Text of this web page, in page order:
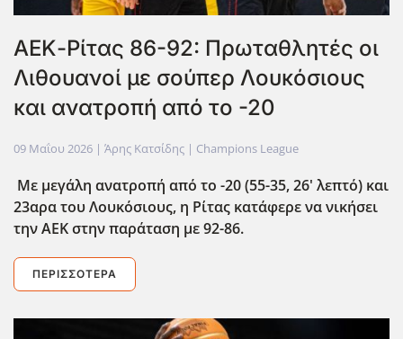
ΑΕΚ-Ρίτας 86-92: Πρωταθλητές οι
Λιθουανοί με σούπερ Λουκόσιους
και ανατροπή από το -20
09 Μαΐου 2026 | Άρης Κατσίδης | Champions League
Με μεγάλη ανατροπή από το -20 (55-35, 26' λεπτό) και
23αρα του Λουκόσιους, η Ρίτας κατάφερε να νικήσει
την ΑΕΚ στην παράταση με 92-86.
ΠΕΡΙΣΣΌΤΕΡΑ